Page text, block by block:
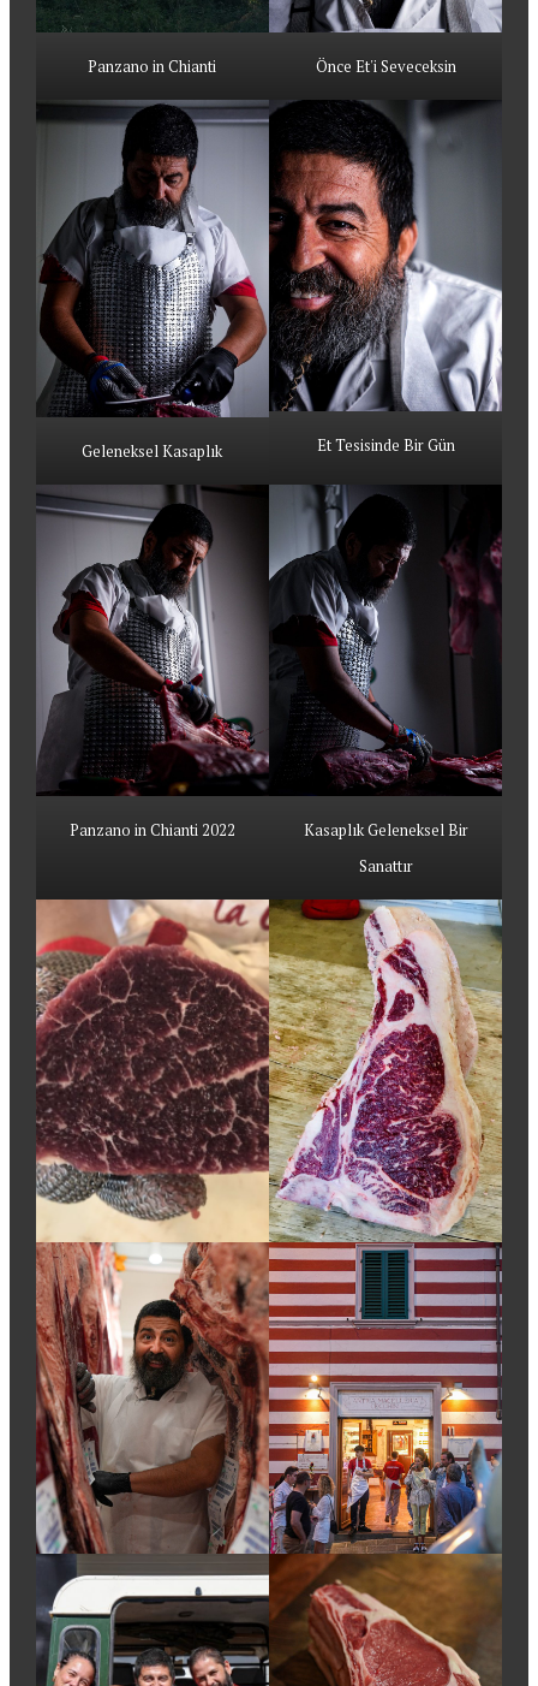
Panzano in Chianti Önce Et'i Seveceksin
Geleneksel Kasaplık Et Tesisinde Bir Gün
Panzano in Chianti 2022
Kasaplık Geleneksel Bir
Sanattır